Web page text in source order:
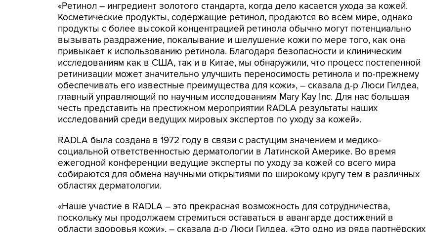
«Ретинол – ингредиент золотого стандарта, когда дело касается ухода за кожей.
Косметические продукты, содержащие ретинол, продаются во всём мире, однако
продукты с более высокой концентрацией ретинола обычно могут потенциально
вызывать раздражение, покалывание и шелушение кожи по мере того, как она
привыкает к использованию ретинола. Благодаря безопасности и клиническим
исследованиям как в США, так и в Китае, мы обнаружили, что процесс постепенной
ретинизации может значительно улучшить переносимость ретинола и по-прежнему
обеспечивать его известные преимущества для кожи», – сказала д-р Люси Гилдеа,
главный управляющий по научным исследованиям Mary Kay Inc. Для нас большая
честь представить на престижном мероприятии RADLA результаты наших
исследований среди ведущих мировых экспертов по уходу за кожей».
RADLA была создана в 1972 году в связи с растущим значением и медико-
социальной ответственностью дерматологии в Латинской Америке. Во время
ежегодной конференции ведущие эксперты по уходу за кожей со всего мира
собираются для обмена научными открытиями по широкому кругу тем в различных
областях дерматологии.
«Наше участие в RADLA – это прекрасная возможность для сотрудничества,
поскольку мы продолжаем стремиться оставаться в авангарде достижений в
области здоровья кожи», – сказала д-р Люси Гилдеа. «Это одно из ряда партнёрских